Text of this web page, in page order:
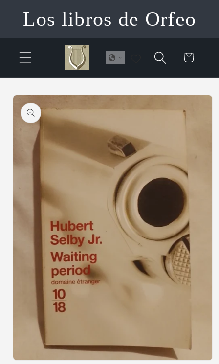
directamente
al contenido
Los libros de Orfeo
Carrito
directamente
a la
información
del producto